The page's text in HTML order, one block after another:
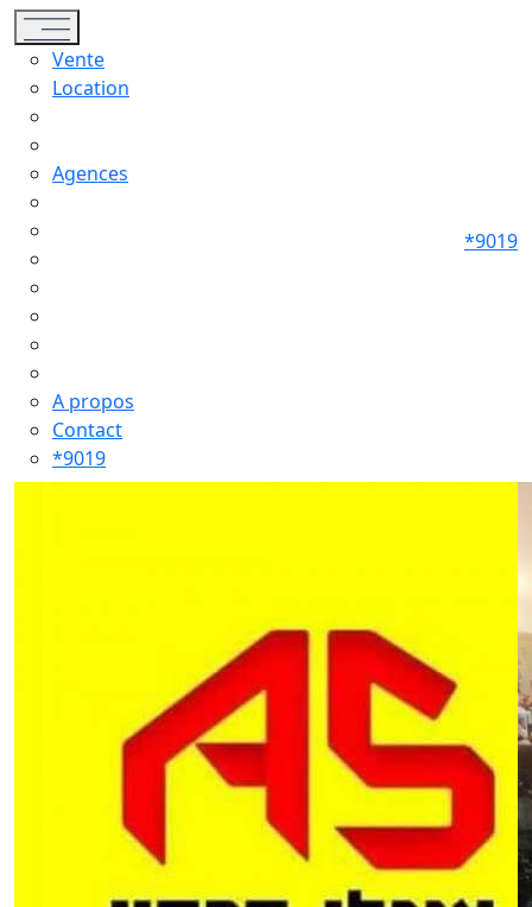
Toggle navigation
Vente
Location
Agences
A propos
Contact
*9019
*9019